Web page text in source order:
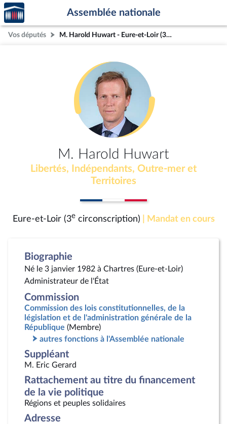
Aller au contenu
Aller en bas de la page
Accèder
à la
page
d'accueil
Assemblée nationale
Vos députés M. Harold Huwart - Eure-et-Loir (3e circonscription)
M. Harold Huwart
Libertés, Indépendants, Outre-mer et
Territoires
Eure-et-Loir (3ecirconscription) | Mandat en cours
Biographie
Né le 3 janvier 1982 à Chartres (Eure-et-Loir)
Administrateur de l'État
Commission
Commission des lois constitutionnelles, de la
législation et de l'administration générale de la
République (Membre)
autres fonctions à l'Assemblée nationale
Suppléant
M. Eric Gerard
Rattachement au titre du financement
de la vie politique
Régions et peuples solidaires
Adresse